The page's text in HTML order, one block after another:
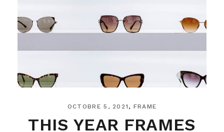
OCTOBRE 5, 2021 FRAME
THIS YEAR FRAMES